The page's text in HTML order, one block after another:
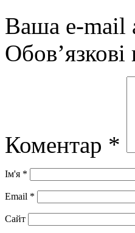
Ваша e-mail
Коментар *
Ім'я *
Email *
Сайт